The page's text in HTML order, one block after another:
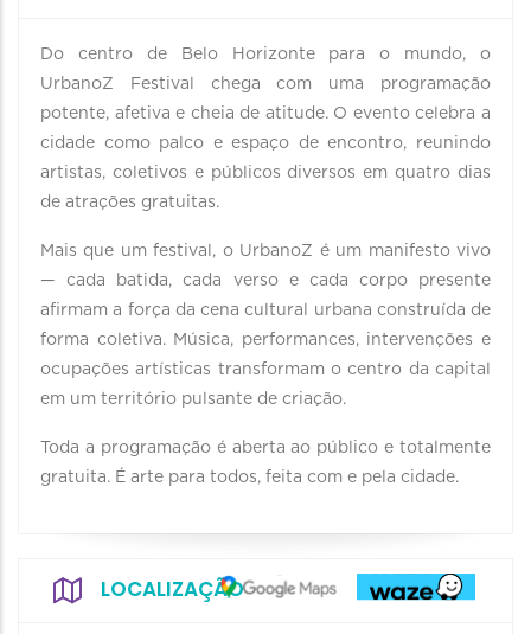
Do centro de Belo Horizonte para o mundo, o
UrbanoZ Festival chega com uma programação
potente, afetiva e cheia de atitude. O evento celebra a
cidade como palco e espaço de encontro, reunindo
artistas, coletivos e públicos diversos em quatro dias
de atrações gratuitas.
Mais que um festival, o UrbanoZ é um manifesto vivo
— cada batida, cada verso e cada corpo presente
afirmam a força da cena cultural urbana construída de
forma coletiva. Música, performances, intervenções e
ocupações artísticas transformam o centro da capital
em um território pulsante de criação.
Toda a programação é aberta ao público e totalmente
gratuita. É arte para todos, feita com e pela cidade.
LOCALIZAÇÃO